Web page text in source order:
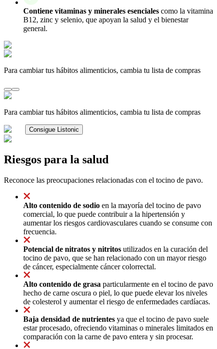
Contiene vitaminas y minerales esenciales como la vitamina
B12, zinc y selenio, que apoyan la salud y el bienestar
general.
Para cambiar tus hábitos alimenticios, cambia tu lista de compras
Para cambiar tus hábitos alimenticios, cambia tu lista de compras
Consigue Listonic
Riesgos para la salud
Reconoce las preocupaciones relacionadas con el tocino de pavo.
Alto contenido de sodio en la mayoría del tocino de pavo
comercial, lo que puede contribuir a la hipertensión y
aumentar los riesgos cardiovasculares cuando se consume con
frecuencia.
Potencial de nitratos y nitritos utilizados en la curación del
tocino de pavo, que se han relacionado con un mayor riesgo
de cáncer, especialmente cáncer colorrectal.
Alto contenido de grasa particularmente en el tocino de pavo
hecho de carne oscura o piel, lo que puede elevar los niveles
de colesterol y aumentar el riesgo de enfermedades cardíacas.
Baja densidad de nutrientes ya que el tocino de pavo suele
estar procesado, ofreciendo vitaminas o minerales limitados en
comparación con la carne de pavo entera y sin procesar.